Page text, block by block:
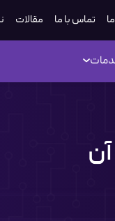
تماس با ما مقالات